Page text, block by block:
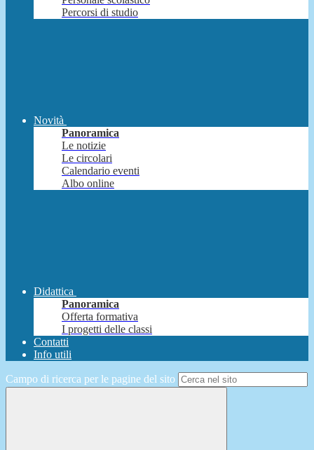
Percorsi di studio
Novità
Panoramica
Le notizie
Le circolari
Calendario eventi
Albo online
Didattica
Panoramica
Offerta formativa
I progetti delle classi
Contatti
Info utili
Campo di ricerca per le pagine del sito